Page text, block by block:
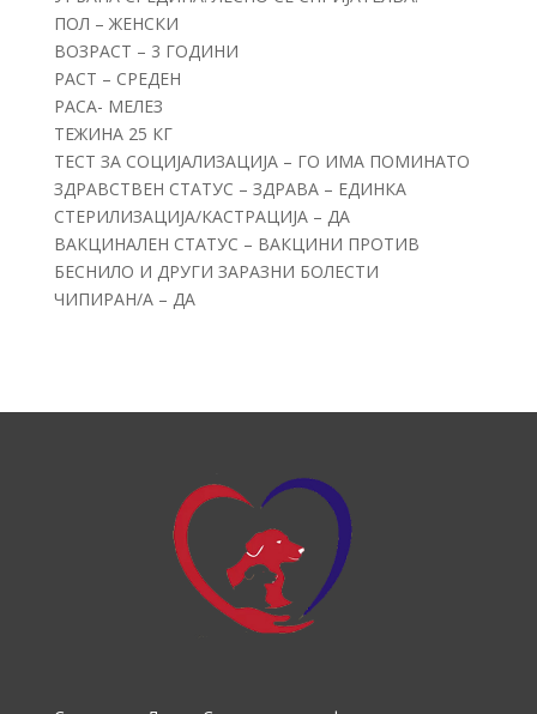
ПОЛ – ЖЕНСКИ
ВОЗРАСТ – 3 ГОДИНИ
РАСТ – СРЕДЕН
РАСА- МЕЛЕЗ
ТЕЖИНА 25 КГ
ТЕСТ ЗА СОЦИЈАЛИЗАЦИЈА – ГО ИМА ПОМИНАТО
ЗДРАВСТВЕН СТАТУС – ЗДРАВА – ЕДИНКА
СТЕРИЛИЗАЦИЈА/КАСТРАЦИЈА – ДА
ВАКЦИНАЛЕН СТАТУС – ВАКЦИНИ ПРОТИВ
БЕСНИЛО И ДРУГИ ЗАРАЗНИ БОЛЕСТИ
ЧИПИРАН/А – ДА